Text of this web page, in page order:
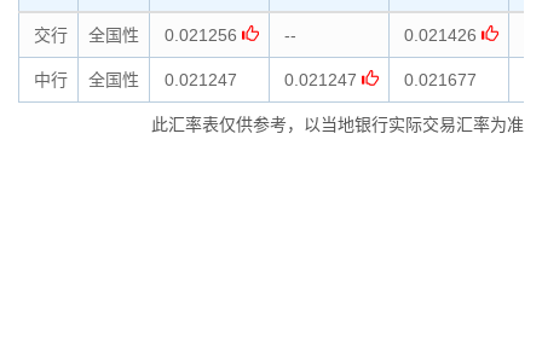
交行 全国性 0.021256 -- 0.021426
中行 全国性 0.021247 0.021247 0.021677
此汇率表仅供参考，以当地银行实际交易汇率为准